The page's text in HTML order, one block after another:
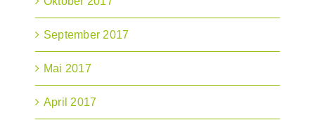
September 2017
Mai 2017
April 2017